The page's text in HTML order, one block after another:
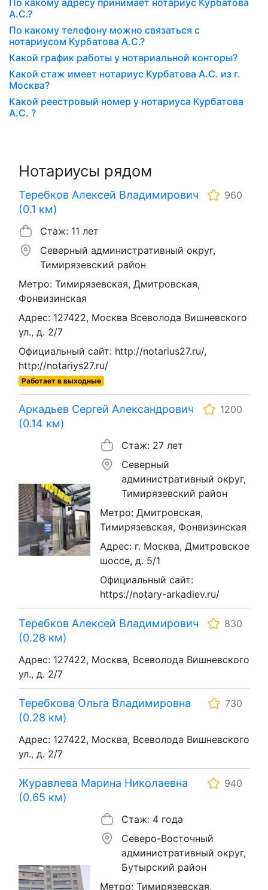
По какому адресу принимает нотариус Курбатова
А.С.?
По какому телефону можно связаться с
нотариусом Курбатова А.С.?
Какой график работы у нотариальной конторы?
Какой стаж имеет нотариус Курбатова А.С. из г.
Москва?
Какой реестровый номер у нотариуса Курбатова
А.С. ?
Нотариусы рядом
Теребков Алексей Владимирович
(0.1 км)
960
Стаж: 11 лет
Северный административный округ,
Тимирязевский район
Метро: Тимирязевская, Дмитровская,
Фонвизинская
Адрес: 127422, Москва Всеволода Вишневского
ул., д. 2/7
Официальный сайт: http://notarius27.ru/,
http://notariys27.ru/
Работает в выходные
Аркадьев Сергей Александрович
(0.14 км)
1200
Стаж: 27 лет
Северный
административный округ,
Тимирязевский район
Метро: Дмитровская,
Тимирязевская, Фонвизинская
Адрес: г. Москва, Дмитровское
шоссе, д. 5/1
Официальный сайт:
https://notary-arkadiev.ru/
Теребков Алексей Владимирович
(0.28 км)
830
Адрес: 127422, Москва, Всеволода Вишневского
ул., д. 2/7
Теребкова Ольга Владимировна
(0.28 км)
730
Адрес: 127422, Москва, Всеволода Вишневского
ул., д. 2/7
Журавлева Марина Николаевна
(0.65 км)
940
Стаж: 4 года
Северо-Восточный
административный округ,
Бутырский район
Метро: Тимирязевская,